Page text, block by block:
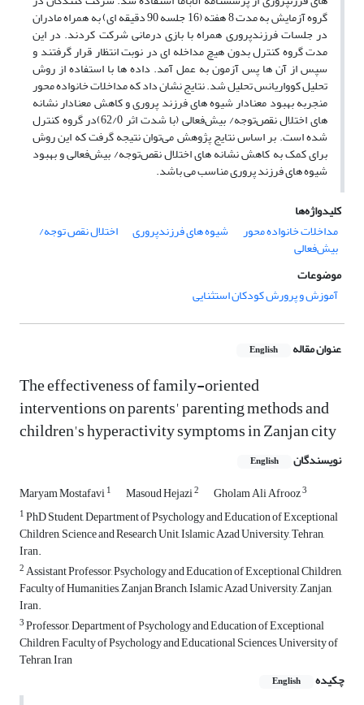
گروه آزمایش به مدت 8 هفته (16 جلسه 90 دقیقه ای) به همراه مادران
در جلسات فرزندپروری همراه با بازی درمانی شرکت کردند. در این
مدت گروه کنترل بدون هیچ مداخله ای در نوبت انتظار قرار گرفتند و
سپس از آن ها پس آزمون به عمل آمد. داده ها با استفاده از روش
تحلیل کوواریانس تحلیل شد. نتایج نشان داد که مداخلات خانواده محور
منجربه بهبود معنادار شیوه های فرزند پروری و کاهش معنادار نشانه
های اختلال نقص‌توجه/ بیش‌فعالی (با شدت اثر 62/0)در گروه کنترل
شده است. بر اساس نتایج پژوهش می‌توان نتیجه گرفت که این روش
برای کمک به کاهش نشانه های اختلال نقص‌توجه/ بیش‌فعالی و بهبود
شیوه های فرزند پروری مناسب می باشد.
کلیدواژه‌ها
مداخلات خانواده محور
شیوه های فرزندپروری اختلال نقص توجه/
بیش‌فعالی
موضوعات
آموزش و پرورش کودکان استثنایی
عنوان مقاله English
The effectiveness of family-oriented
interventions on parents' parenting methods and
children's hyperactivity symptoms in Zanjan city
نویسندگان English
Maryam Mostafavi1 Masoud Hejazi2 Gholam Ali Afrooz3
1PhD Student, Department of Psychology and Education of Exceptional
Children, Science and Research Unit, Islamic Azad University, Tehran,
Iran.
2Assistant Professor, Psychology and Education of Exceptional Children,
Faculty of Humanities, Zanjan Branch, Islamic Azad University, Zanjan,
Iran.
3Professor, Department of Psychology and Education of Exceptional
Children, Faculty of Psychology and Educational Sciences, University of
Tehran, Iran
چکیده
English